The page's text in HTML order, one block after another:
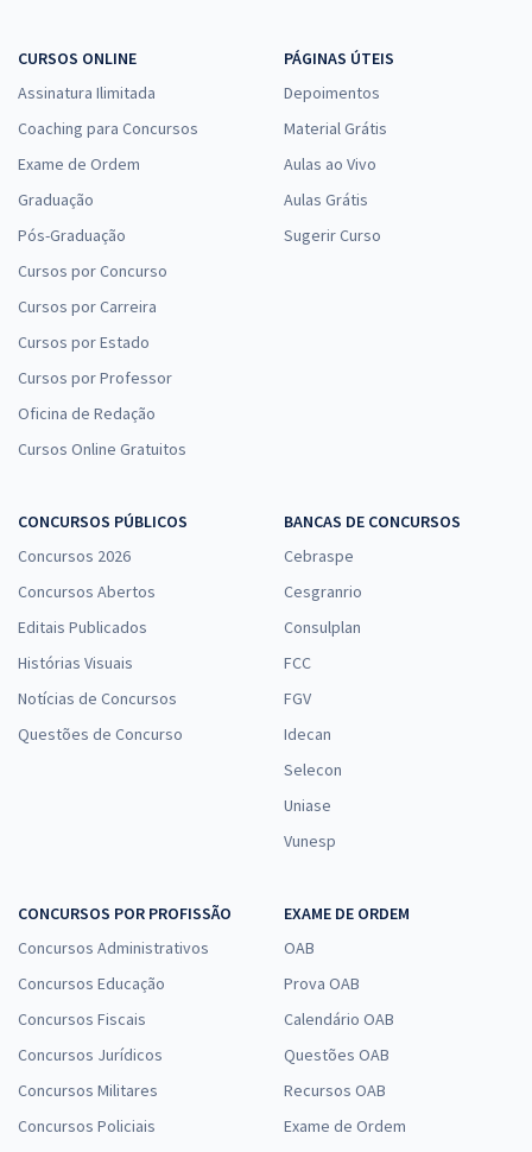
CURSOS ONLINE
Assinatura Ilimitada
Coaching para Concursos
Exame de Ordem
Graduação
Pós-Graduação
Cursos por Concurso
Cursos por Carreira
Cursos por Estado
Cursos por Professor
Oficina de Redação
Cursos Online Gratuitos
PÁGINAS ÚTEIS
Depoimentos
Material Grátis
Aulas ao Vivo
Aulas Grátis
Sugerir Curso
CONCURSOS PÚBLICOS
Concursos 2026
Concursos Abertos
Editais Publicados
Histórias Visuais
Notícias de Concursos
Questões de Concurso
BANCAS DE CONCURSOS
Cebraspe
Cesgranrio
Consulplan
FCC
FGV
Idecan
Selecon
Uniase
Vunesp
CONCURSOS POR PROFISSÃO
Concursos Administrativos
Concursos Educação
Concursos Fiscais
Concursos Jurídicos
Concursos Militares
Concursos Policiais
EXAME DE ORDEM
OAB
Prova OAB
Calendário OAB
Questões OAB
Recursos OAB
Exame de Ordem